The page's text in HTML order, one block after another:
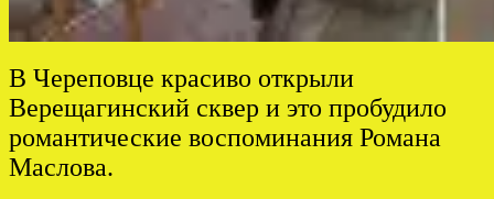
В Череповце красиво открыли
Верещагинский сквер и это пробудило
романтические воспоминания Романа
Маслова.